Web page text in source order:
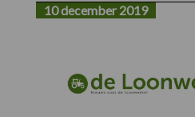
en
grondwerken
(Lokeren)
10 december 2019